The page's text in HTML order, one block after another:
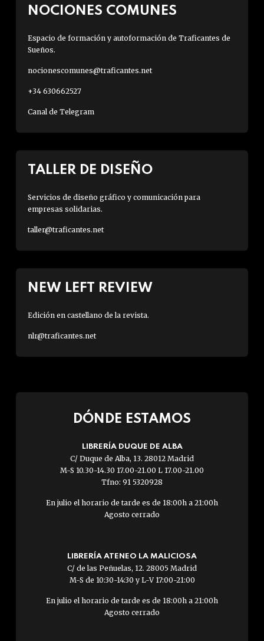
NOCIONES COMUNES
Espacio de formación y autoformación de Traficantes de
Sueños.
nocionescomunes@traficantes.net
+34 630662527
Canal de Telegram
TALLER DE DISEÑO
Servicios de diseño gráfico y comunicación para
empresas solidarias.
taller@traficantes.net
NEW LEFT REVIEW
Edición en castellano de la revista.
nlr@traficantes.net
DÓNDE ESTAMOS
LIBRERÍA DUQUE DE ALBA
C/ Duque de Alba, 13. 28012 Madrid
M-S 10.30-14.30 17.00-21.00 L 17.00-21.00
Tfno: 91 5320928
En julio el horario de tarde es de 18:00h a 21:00h
Agosto cerrado
LIBRERÍA ATENEO LA MALICIOSA
C/ de las Peñuelas, 12. 28005 Madrid
M-S de 10:30-14:30 y L-V 17:00-21:00
En julio el horario de tarde es de 18:00h a 21:00h
Agosto cerrado